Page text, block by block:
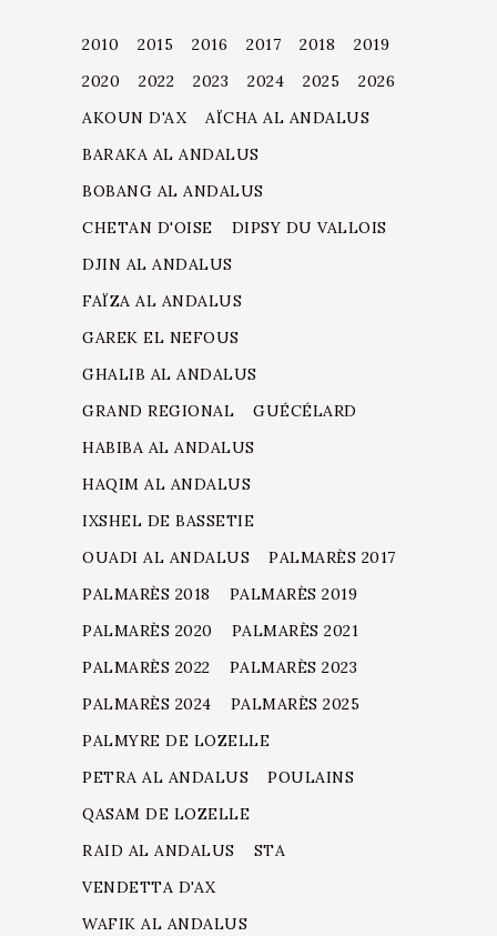
2010 2015 2016 2017 2018
2019
2020
2022 2023 2024 2025
2026
AKOUN D'AX
AÏCHA AL ANDALUS
BARAKA AL ANDALUS
BOBANG AL ANDALUS
CHETAN D'OISE
DIPSY DU VALLOIS
DJIN AL ANDALUS
FAÏZA AL ANDALUS
GAREK EL NEFOUS
GHALIB AL ANDALUS
GRAND REGIONAL
GUÉCÉLARD
HABIBA AL ANDALUS
HAQIM AL ANDALUS
IXSHEL DE BASSETIE
OUADI AL ANDALUS
PALMARÈS 2017
PALMARÈS 2018
PALMARÈS 2019
PALMARÈS 2020
PALMARÈS 2021
PALMARÈS 2022
PALMARÈS 2023
PALMARÈS 2024
PALMARÈS 2025
PALMYRE DE LOZELLE
PETRA AL ANDALUS
POULAINS
QASAM DE LOZELLE
RAID AL ANDALUS
STA
VENDETTA D'AX
WAFIK AL ANDALUS